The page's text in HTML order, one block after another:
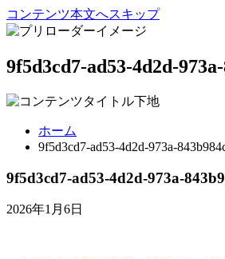
コンテンツ本文へスキップ
9f5d3cd7-ad53-4d2d-
ホーム
9f5d3cd7-ad53-4d2d-973a-
9f5d3cd7-ad53-4d2d-973a-
2026年1月6日